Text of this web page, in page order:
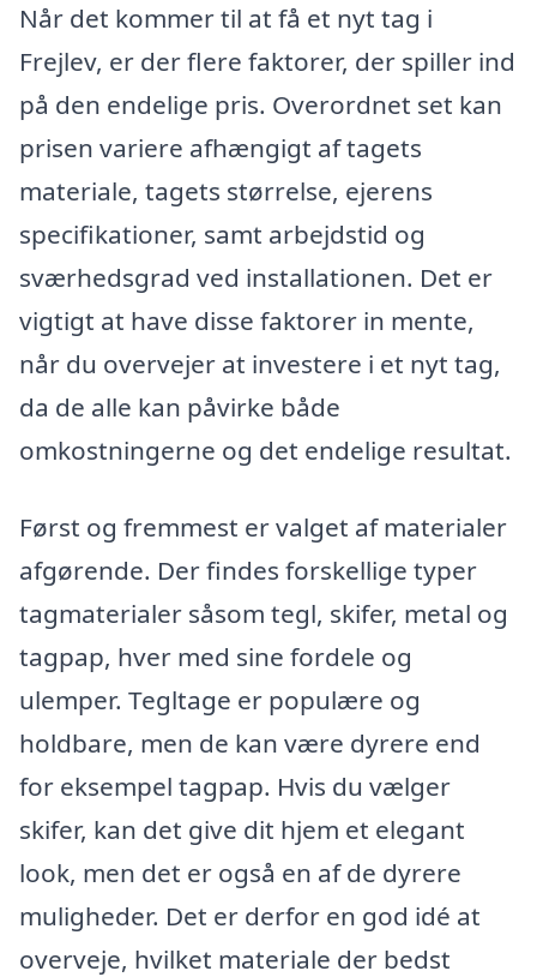
Når det kommer til at få et nyt tag i
Frejlev, er der flere faktorer, der spiller ind
på den endelige pris. Overordnet set kan
prisen variere afhængigt af tagets
materiale, tagets størrelse, ejerens
specifikationer, samt arbejdstid og
sværhedsgrad ved installationen. Det er
vigtigt at have disse faktorer in mente,
når du overvejer at investere i et nyt tag,
da de alle kan påvirke både
omkostningerne og det endelige resultat.
Først og fremmest er valget af materialer
afgørende. Der findes forskellige typer
tagmaterialer såsom tegl, skifer, metal og
tagpap, hver med sine fordele og
ulemper. Tegltage er populære og
holdbare, men de kan være dyrere end
for eksempel tagpap. Hvis du vælger
skifer, kan det give dit hjem et elegant
look, men det er også en af de dyrere
muligheder. Det er derfor en god idé at
overveje, hvilket materiale der bedst